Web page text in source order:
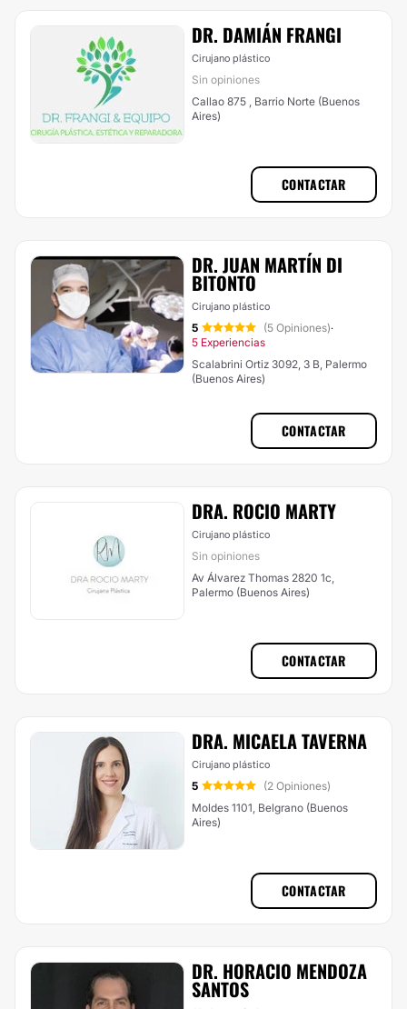
DR. DAMIÁN FRANGI
Cirujano plástico
Sin opiniones
Callao 875 , Barrio Norte (Buenos
Aires)
CONTACTAR
DR. JUAN MARTÍN DI
BITONTO
Cirujano plástico
5 (5 Opiniones)·
5 Experiencias
Scalabrini Ortiz 3092, 3 B, Palermo
(Buenos Aires)
CONTACTAR
DRA. ROCIO MARTY
Cirujano plástico
Sin opiniones
Av Álvarez Thomas 2820 1c,
Palermo (Buenos Aires)
CONTACTAR
DRA. MICAELA TAVERNA
Cirujano plástico
5
(2 Opiniones)
Moldes 1101, Belgrano (Buenos
Aires)
CONTACTAR
DR. HORACIO MENDOZA
SANTOS